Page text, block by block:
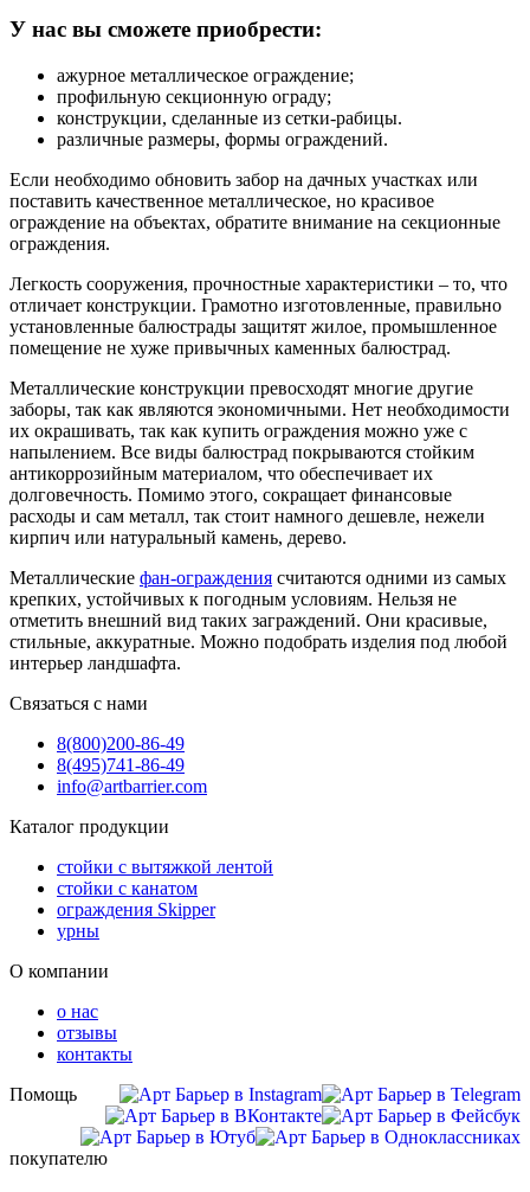
У нас вы сможете приобрести:
ажурное металлическое ограждение;
профильную секционную ограду;
конструкции, сделанные из сетки-рабицы.
различные размеры, формы ограждений.
Если необходимо обновить забор на дачных участках или
поставить качественное металлическое, но красивое
ограждение на объектах, обратите внимание на секционные
ограждения.
Легкость сооружения, прочностные характеристики – то, что
отличает конструкции. Грамотно изготовленные, правильно
установленные балюстрады защитят жилое, промышленное
помещение не хуже привычных каменных балюстрад.
Металлические конструкции превосходят многие другие
заборы, так как являются экономичными. Нет необходимости
их окрашивать, так как купить ограждения можно уже с
напылением. Все виды балюстрад покрываются стойким
антикоррозийным материалом, что обеспечивает их
долговечность. Помимо этого, сокращает финансовые
расходы и сам металл, так стоит намного дешевле, нежели
кирпич или натуральный камень, дерево.
Металлические фан-ограждения считаются одними из самых
крепких, устойчивых к погодным условиям. Нельзя не
отметить внешний вид таких заграждений. Они красивые,
стильные, аккуратные. Можно подобрать изделия под любой
интерьер ландшафта.
Связаться с нами
8(800)200-86-49
8(495)741-86-49
info@artbarrier.com
Каталог продукции
стойки с вытяжкой лентой
стойки с канатом
ограждения Skipper
урны
О компании
о нас
отзывы
контакты
Помощь
покупателю